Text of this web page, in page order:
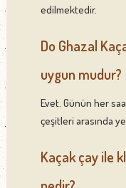
edilmektedir.
Do Ghazal
uygun mudur?
Evet. Günün her
çeşitleri arasında
Kaçak çay ile